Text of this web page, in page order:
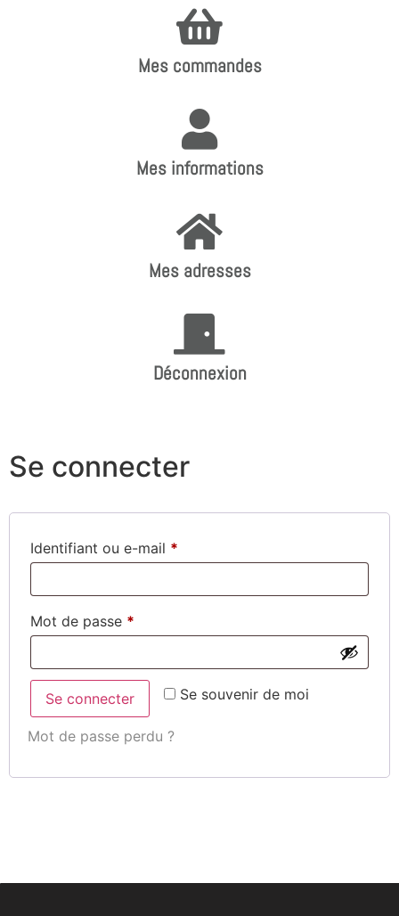
Mes commandes
Mes informations
Mes adresses
Déconnexion
Se connecter
Identifiant ou e-mail *
Mot de passe *
Se souvenir de moi
Se connecter
Mot de passe perdu ?